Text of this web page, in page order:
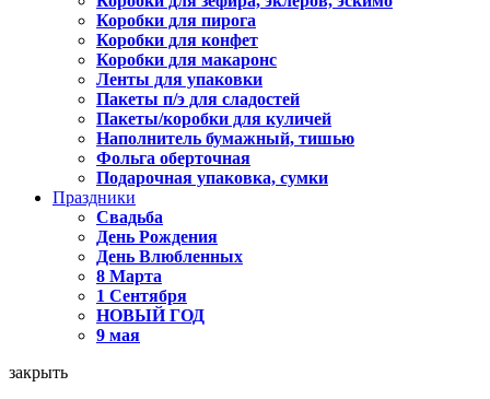
Коробки для пирога
Коробки для конфет
Коробки для макаронс
Ленты для упаковки
Пакеты п/э для сладостей
Пакеты/коробки для куличей
Наполнитель бумажный, тишью
Фольга оберточная
Подарочная упаковка, сумки
Праздники
Свадьба
День Рождения
День Влюбленных
8 Марта
1 Сентября
НОВЫЙ ГОД
9 мая
закрыть